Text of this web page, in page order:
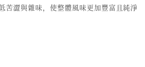
苦澀與雜味，使整體風味更加豐富且純淨